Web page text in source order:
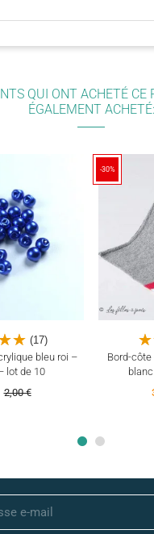
QUI ONT ACHETÉ CE
ÉGALEMENT ACHETÉ:
(17)
bleu roi –
lot de 10
2,00 €
-30%
Bord-